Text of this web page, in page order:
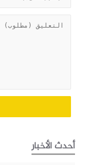
أحدث الأخبار